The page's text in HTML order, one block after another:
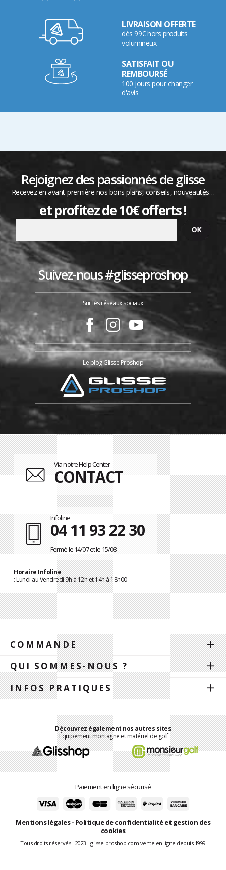
LIVRAISON OFFERTE
dès 99€ hors produits
volumineux
SATISFAIT OU
REMBOURSÉ
100 jours pour changer
d'avis
Rejoignez des passionnés de glisse
Recevez en avant-première nos bons plans, conseils, nouveautés…
et profitez de 10€ offerts !
Suivez-nous #glisseproshop
Sur les réseaux sociaux
Le blog Glisse Proshop
Via notre Help Center
CONTACT
Infoline
04 11 93 22 30
Fermé le 14/07 et le 15/08
Horaire Infoline
: Lundi au Vendredi 9h à 12h et 14h à 18h00
COMMANDE
QUI SOMMES-NOUS ?
INFOS PRATIQUES
Découvrez également nos autres sites
Équipement montagne et matériel de golf
Paiement en ligne sécurisé
Mentions légales- Politique de confidentialité et gestion des
cookies
Tous droits réservés - 2023 - glisse-proshop.com vente en ligne depuis 1999